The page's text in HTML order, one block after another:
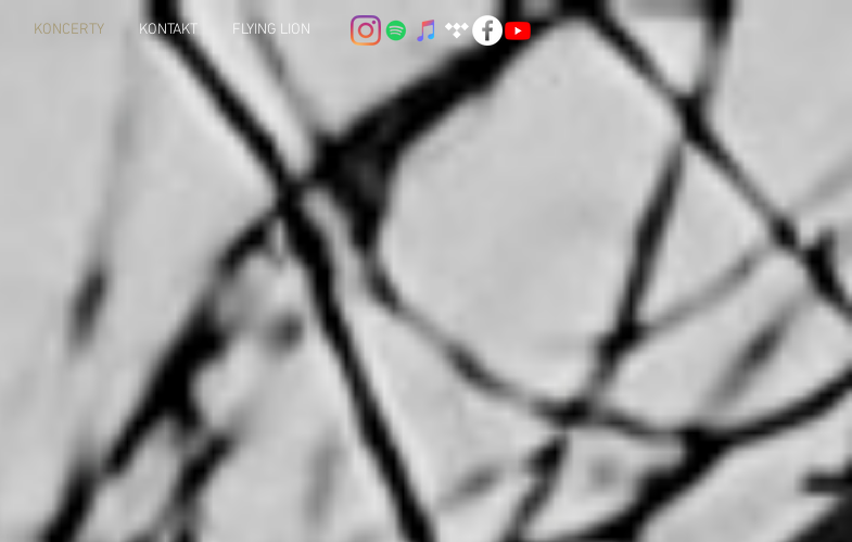
KONCERTY KONTAKT FLYING LION